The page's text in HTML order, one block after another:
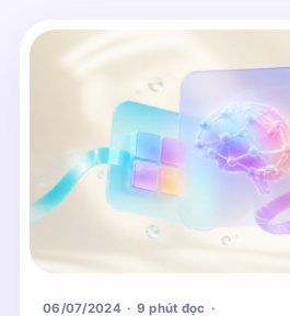
06/07/2024 9 phút đọc